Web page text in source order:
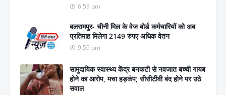
6:59 pm
बलरामपुर- चीनी मिल के वेज बोर्ड कर्मचारियों को अब
प्रतिमाह मिलेगा 2149 रुपए अधिक वेतन
9:59 pm
सामुदायिक स्वास्थ्य केंद्र बनकटी से नवजात बच्ची गायब
होने का आरोप, मचा हड़कंप; सीसीटीवी बंद होने पर उठे
सवाल